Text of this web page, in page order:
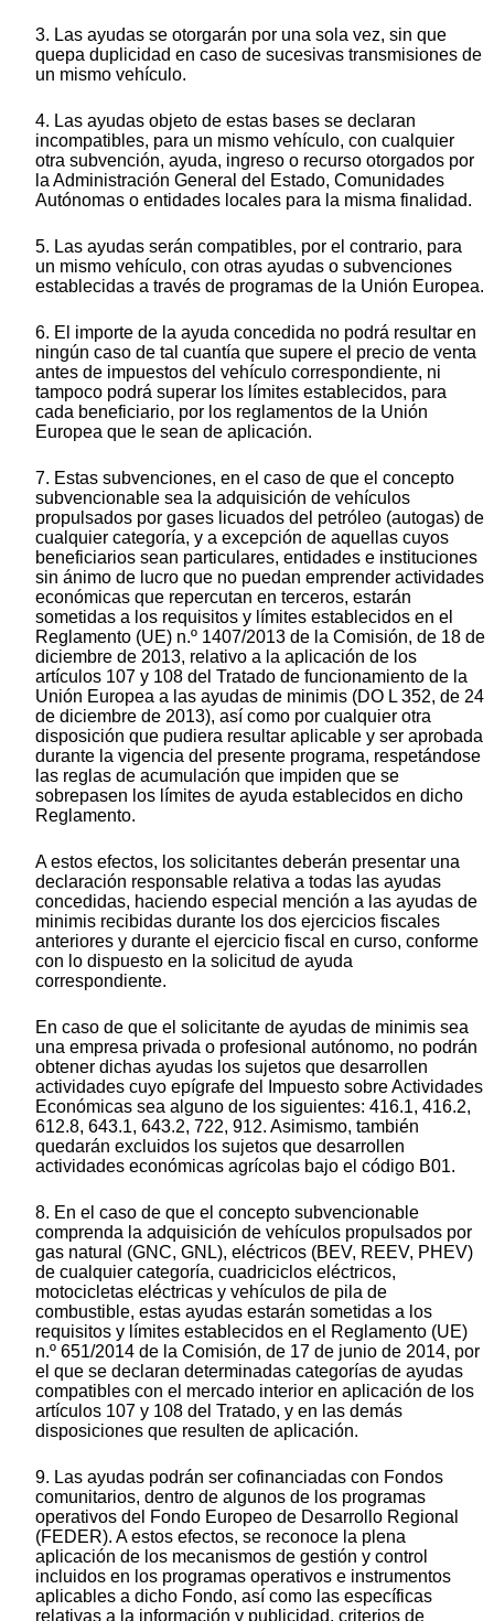
3. Las ayudas se otorgarán por una sola vez, sin que
quepa duplicidad en caso de sucesivas transmisiones de
un mismo vehículo.
4. Las ayudas objeto de estas bases se declaran
incompatibles, para un mismo vehículo, con cualquier
otra subvención, ayuda, ingreso o recurso otorgados por
la Administración General del Estado, Comunidades
Autónomas o entidades locales para la misma finalidad.
5. Las ayudas serán compatibles, por el contrario, para
un mismo vehículo, con otras ayudas o subvenciones
establecidas a través de programas de la Unión Europea.
6. El importe de la ayuda concedida no podrá resultar en
ningún caso de tal cuantía que supere el precio de venta
antes de impuestos del vehículo correspondiente, ni
tampoco podrá superar los límites establecidos, para
cada beneficiario, por los reglamentos de la Unión
Europea que le sean de aplicación.
7. Estas subvenciones, en el caso de que el concepto
subvencionable sea la adquisición de vehículos
propulsados por gases licuados del petróleo (autogas) de
cualquier categoría, y a excepción de aquellas cuyos
beneficiarios sean particulares, entidades e instituciones
sin ánimo de lucro que no puedan emprender actividades
económicas que repercutan en terceros, estarán
sometidas a los requisitos y límites establecidos en el
Reglamento (UE) n.º 1407/2013 de la Comisión, de 18 de
diciembre de 2013, relativo a la aplicación de los
artículos 107 y 108 del Tratado de funcionamiento de la
Unión Europea a las ayudas de minimis (DO L 352, de 24
de diciembre de 2013), así como por cualquier otra
disposición que pudiera resultar aplicable y ser aprobada
durante la vigencia del presente programa, respetándose
las reglas de acumulación que impiden que se
sobrepasen los límites de ayuda establecidos en dicho
Reglamento.
A estos efectos, los solicitantes deberán presentar una
declaración responsable relativa a todas las ayudas
concedidas, haciendo especial mención a las ayudas de
minimis recibidas durante los dos ejercicios fiscales
anteriores y durante el ejercicio fiscal en curso, conforme
con lo dispuesto en la solicitud de ayuda
correspondiente.
En caso de que el solicitante de ayudas de minimis sea
una empresa privada o profesional autónomo, no podrán
obtener dichas ayudas los sujetos que desarrollen
actividades cuyo epígrafe del Impuesto sobre Actividades
Económicas sea alguno de los siguientes: 416.1, 416.2,
612.8, 643.1, 643.2, 722, 912. Asimismo, también
quedarán excluidos los sujetos que desarrollen
actividades económicas agrícolas bajo el código B01.
8. En el caso de que el concepto subvencionable
comprenda la adquisición de vehículos propulsados por
gas natural (GNC, GNL), eléctricos (BEV, REEV, PHEV)
de cualquier categoría, cuadriciclos eléctricos,
motocicletas eléctricas y vehículos de pila de
combustible, estas ayudas estarán sometidas a los
requisitos y límites establecidos en el Reglamento (UE)
n.º 651/2014 de la Comisión, de 17 de junio de 2014, por
el que se declaran determinadas categorías de ayudas
compatibles con el mercado interior en aplicación de los
artículos 107 y 108 del Tratado, y en las demás
disposiciones que resulten de aplicación.
9. Las ayudas podrán ser cofinanciadas con Fondos
comunitarios, dentro de algunos de los programas
operativos del Fondo Europeo de Desarrollo Regional
(FEDER). A estos efectos, se reconoce la plena
aplicación de los mecanismos de gestión y control
incluidos en los programas operativos e instrumentos
aplicables a dicho Fondo, así como las específicas
relativas a la información y publicidad, criterios de